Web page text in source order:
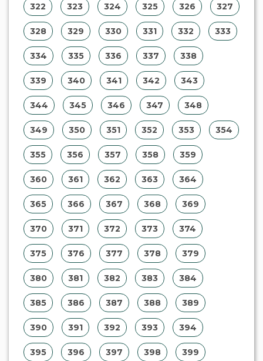
322 323 324 325 326 327
328 329 330 331 332 333
334 335 336 337 338
339 340 341 342 343
344 345 346 347 348
349 350 351 352 353 354
355 356 357 358 359
360 361 362 363 364
365 366 367 368 369
370 371 372 373 374
375 376 377 378 379
380 381 382 383 384
385 386 387 388 389
390 391 392 393 394
395 396 397 398 399